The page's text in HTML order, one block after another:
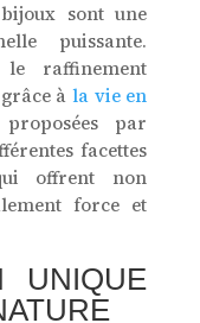
sont une
puissante.
le raffinement
à la vie en
par
facettes
offrent non
force et
UNIQUE